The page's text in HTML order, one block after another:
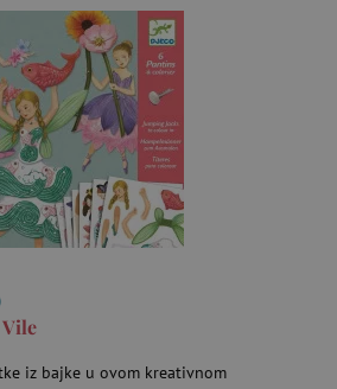
iz bajke u ovom kreativnom